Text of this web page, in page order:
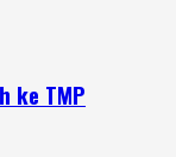
ke TMP